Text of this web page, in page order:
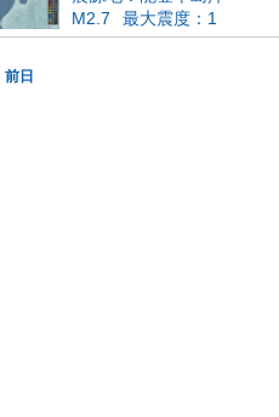
M2.7
最大震度：1
前日